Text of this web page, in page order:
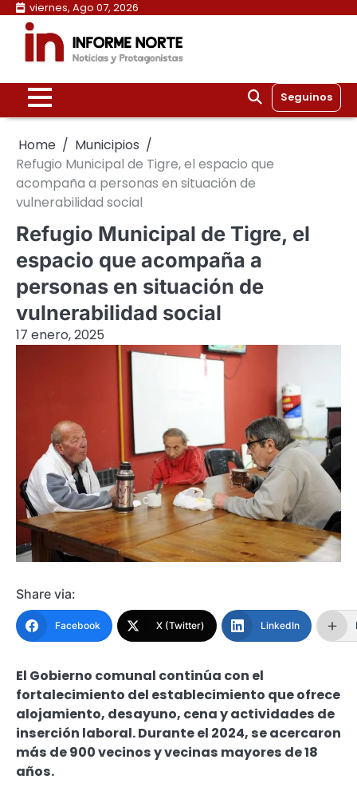
Skip
content
viernes, Ago 07, 2026
Seguinos
Home
Municipios
Refugio Municipal de Tigre, el espacio que
acompaña a personas en situación de
vulnerabilidad social
Refugio Municipal de Tigre, el
espacio que acompaña a
personas en situación de
vulnerabilidad social
17 enero, 2025
Share via:
Facebook X (Twitter) LinkedIn
El Gobierno comunal continúa con el
fortalecimiento del establecimiento que ofrece
alojamiento, desayuno, cena y actividades de
inserción laboral. Durante el 2024, se acercaron
más de 900 vecinos y vecinas mayores de 18
años.